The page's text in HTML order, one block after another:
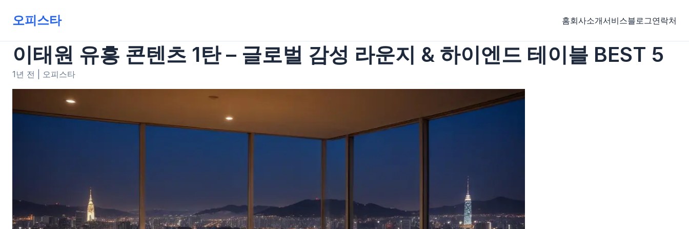
오피스타 홈회사소개서비스블로그연락처
이태원 유흥 콘텐츠 1탄 – 글로벌 감성 라운지 & 하이엔드 테이블 BEST 5
1년 전 오피스타